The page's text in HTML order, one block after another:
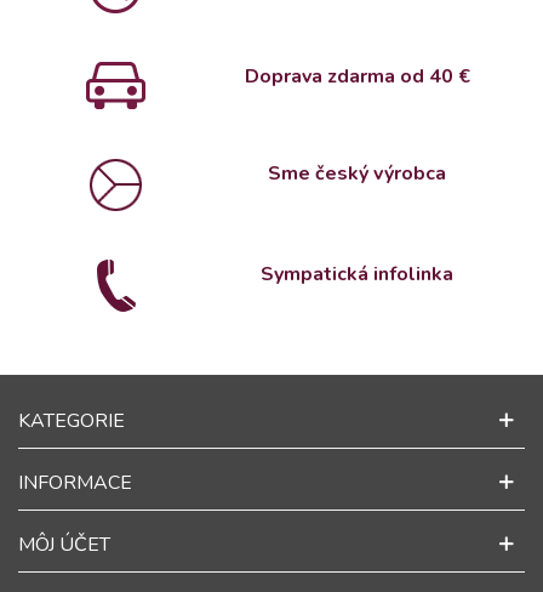
Doprava zdarma od 40 €
Sme český výrobca
Sympatická infolinka
KATEGORIE
INFORMACE
MÔJ ÚČET